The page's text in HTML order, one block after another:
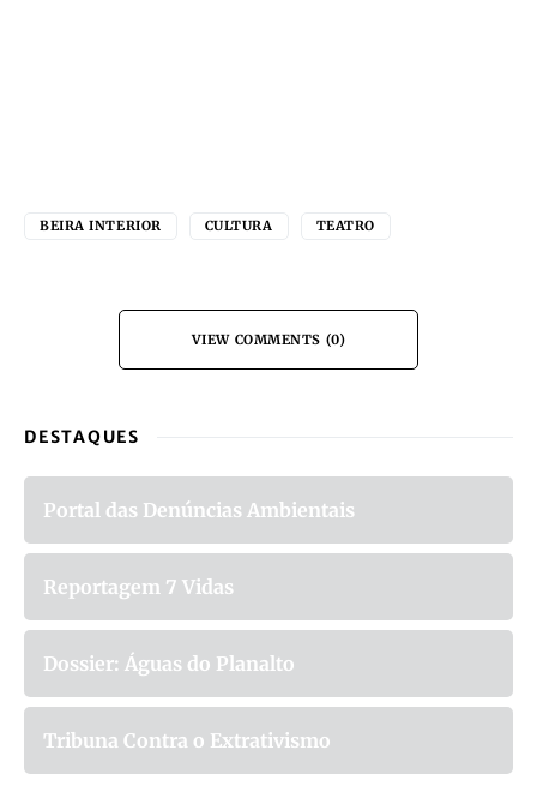
BEIRA INTERIOR CULTURA TEATRO
VIEW COMMENTS (0)
DESTAQUES
Portal das Denúncias Ambientais
Reportagem 7 Vidas
Dossier: Águas do Planalto
Tribuna Contra o Extrativismo